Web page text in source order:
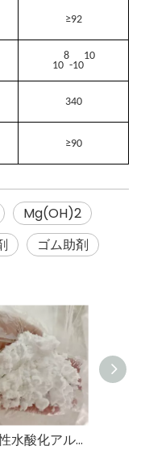
≥92
10
8
-10
10
340
≥90
Mg(OH)2
ゴム助剤
難燃性水酸化アルミニウム AlH3O3